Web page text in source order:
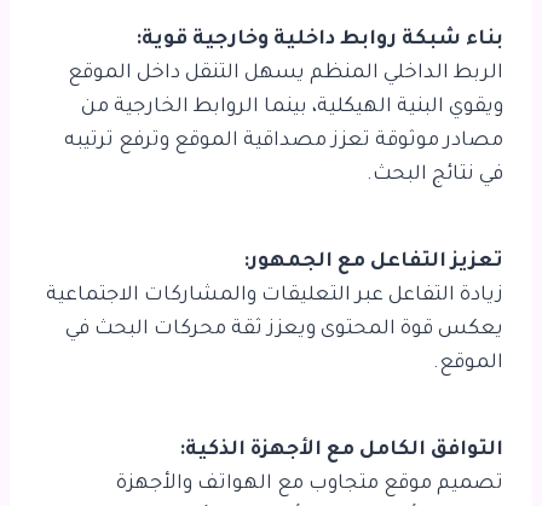
بناء شبكة روابط داخلية وخارجية قوية:
الربط الداخلي المنظم يسهل التنقل داخل الموقع
ويقوي البنية الهيكلية، بينما الروابط الخارجية من
مصادر موثوقة تعزز مصداقية الموقع وترفع ترتيبه
في نتائج البحث.
تعزيز التفاعل مع الجمهور:
زيادة التفاعل عبر التعليقات والمشاركات الاجتماعية
يعكس قوة المحتوى ويعزز ثقة محركات البحث في
الموقع.
التوافق الكامل مع الأجهزة الذكية:
تصميم موقع متجاوب مع الهواتف والأجهزة